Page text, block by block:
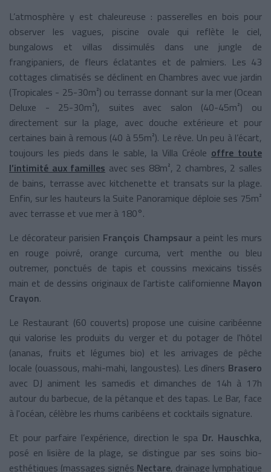
L’atmosphère y est chaleureuse : passerelles en bois pour
observer les vagues, piscine ovale qui reflète le ciel,
bungalows et villas dissimulés dans une jungle de
frangipaniers, de fleurs éclatantes et de palmiers. Les 43
cottages climatisés se déclinent en Chambres avec vue jardin
(Tropicales - 25-30m²) ou terrasse donnant sur la mer (Ocean
Deluxe - 25-30m²), suites avec salon (40-45m²) ou
directement sur la plage, avec douche extérieure et pour
certaines bain à remous (40 à 55m²). Le rêve. Un peu à l’écart,
toujours les pieds dans le sable, la Villa Créole offre toute
l’intimité aux familles avec ses 88m², 2 chambres, 2 salles
de bains, terrasse avec kitchenette et transats sur la plage.
Enfin, sur les hauteurs la Suite Panoramique déploie ses 75m²
avec terrasse et vue mer à 180°.
Le décorateur parisien François Champsaura peint les murs
en rouge poivré, orange curcuma, vert menthe ou bleu
outremer, ponctués de tapis et coussins mexicains tissés
main et de dessins originaux de l'artiste californienne Mayon
Crayon.
Le Restaurant (60 couverts) propose une cuisine caribéenne
qui valorise les produits du verger et du potager de l'hôtel
(ananas, fruits et légumes bio) et les arrivages de pêche
locale (ouassous, mahi-mahi, langoustes). Les dîners Brasero
avec DJ animent les samedis et dimanches de 14h à 17h
autour du barbecue, de la pétanque et des tapas. Le Bar, face
à l'océan, célèbre les rhums caribéens et cocktails signature.
Et pour parfaire l’expérience, direction le spa Dr. Hauschka,
posé en lisière de la plage, se distingue par ses soins bio-
esthétiques (massages signés Nectare, drainage lymphatique